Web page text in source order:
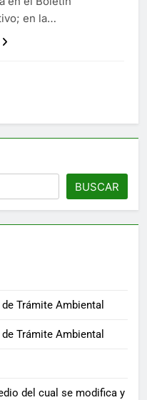
en la…
BUSCAR
Trámite Ambiental
Trámite Ambiental
del cual se modifica y